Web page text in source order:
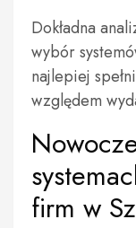
Dokładna
wybór
najlepiej
względem
firm w